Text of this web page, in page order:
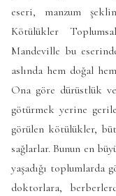
eseri, manzum
Kötülükler
Mandeville bu
aslında hem doğal
Ona göre dürüstlük
götürmek yerine
görülen kötülükler,
sağlarlar. Bunun en
yaşadığı toplumlarda
doktorlara,